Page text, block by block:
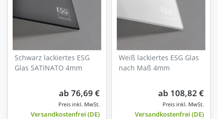
Schwarz lackiertes ESG
Glas SATINATO 4mm
ab 76,69 €
Versandkostenfrei (DE)
Weiß lackiertes ESG Glas
nach Maß 4mm
ab 108,82 €
Versandkostenfrei (DE)